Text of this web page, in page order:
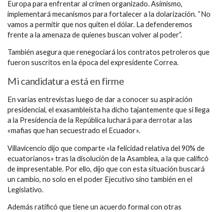
Europa para enfrentar al crimen organizado. Asimismo,
implementará mecanismos para fortalecer a la dolarización. “No
vamos a permitir que nos quiten el dólar. La defenderemos
frente a la amenaza de quienes buscan volver al poder”.
También asegura que renegociará los contratos petroleros que
fueron suscritos en la época del expresidente Correa.
Mi candidatura está en firme
En varias entrevistas luego de dar a conocer su aspiración
presidencial, el exasambleísta ha dicho tajantemente que si llega
a la Presidencia de la República luchará para derrotar a las
«mafias que han secuestrado el Ecuador».
Villavicencio dijo que comparte «la felicidad relativa del 90% de
ecuatorianos» tras la disolución de la Asamblea, a la que calificó
de impresentable. Por ello, dijo que con esta situación buscará
un cambio, no solo en el poder Ejecutivo sino también en el
Legislativo.
Además ratificó que tiene un acuerdo formal con otras